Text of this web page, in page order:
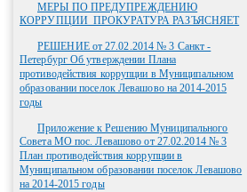
МЕРЫ ПО ПРЕДУПРЕЖДЕНИЮ
КОРРУПЦИИ_ПРОКУРАТУРА РАЗЪЯСНЯЕТ
РЕШЕНИЕ от 27.02.2014 № 3 Санкт -
Петербург Об утверждении Плана
противодействия коррупции в Муниципальном
образовании поселок Левашово на 2014-2015
годы
Приложение к Решению Муниципального
Совета МО пос. Левашово от 27.02.2014 № 3
План противодействия коррупции в
Муниципальном образовании поселок Левашово
на 2014-2015 годы